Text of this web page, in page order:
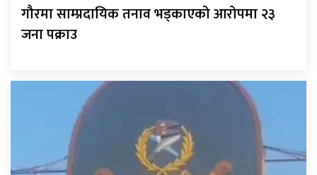
गौरमा साम्प्रदायिक तनाव भड्काएको आरोपमा २३
जना पक्राउ